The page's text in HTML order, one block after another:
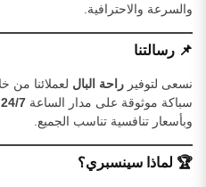
والسرعة والاحترافية.
📌 رسالتنا
نسعى لتوفير راحة البال لعملائنا من
سباكة موثوقة على مدار الساعة 24/7
وبأسعار تنافسية تناسب الجميع.
🏆 لماذا سينسبري؟